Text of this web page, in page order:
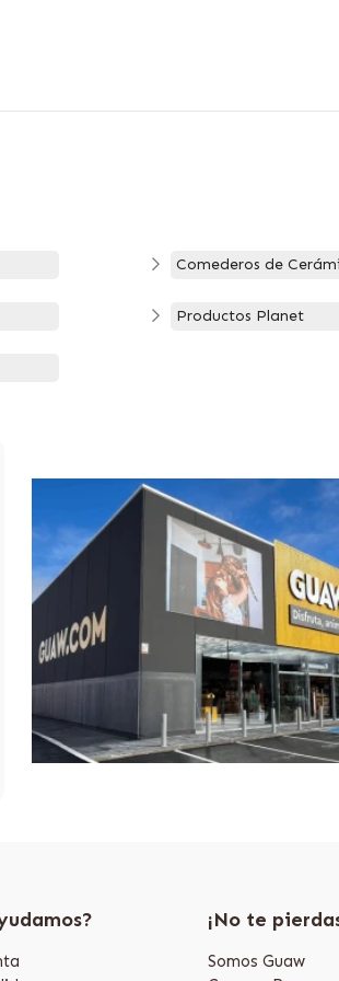
Comederos de
Productos Planet
¡No te
Somos Guaw